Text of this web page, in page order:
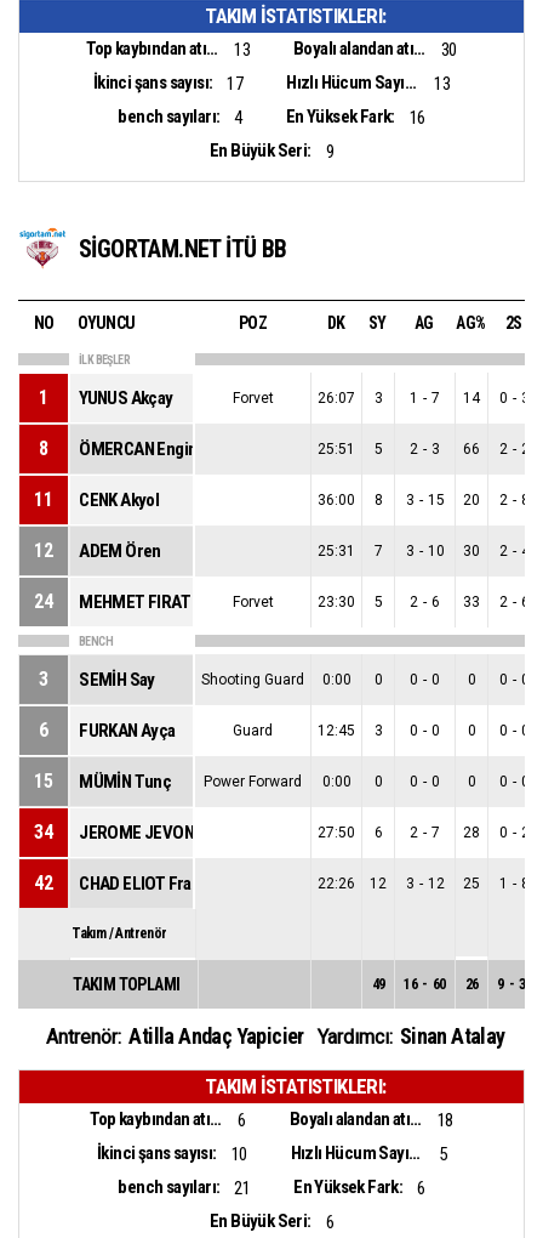
TAKIM İSTATISTIKLERI:
Top kaybından atılan sayı: 13 Boyalı alandan atılan sayı:
30
İkinci şans sayısı:
17 Hızlı Hücum Sayısı:
13
bench sayıları:
4 En Yüksek Fark:
16
En Büyük Seri:
9
SİGORTAM.NET İTÜ BB
NO OYUNCU POZ DK SY AG AG% 2S
İLK BEŞLER
1 YUNUS Akçay Forvet 26:07 3 1 - 7 14 0 - 3
8 ÖMERCAN Engin 25:51 5 2 - 3 66 2 - 2
11 CENK Akyol 36:00 8 3 - 15 20 2 - 8
12 ADEM Ören 25:31 7 3 - 10 30 2 - 4
24 Forvet 23:30 5 2 - 6 33 2 - 6
BENCH
3 SEMİH Say Shooting Guard 0:00 0 0 - 0 0 0 - 0
6 FURKAN Ayça Guard 12:45 3 0 - 0 0 0 - 0
15 MÜMİN Tunç Power Forward 0:00 0 0 - 0 0 0 - 0
34 27:50 6 2 - 7 28 0 - 2
42 CHAD ELIOT Frazier 22:26 12 3 - 12 25 1 - 8
Takım / Antrenör
TAKIM TOPLAMI 49 16 - 60 26 9 - 33
Antrenör: Atilla Andaç Yapicier Yardımcı: Sinan Atalay
TAKIM İSTATISTIKLERI:
Top kaybından atılan sayı: 6 Boyalı alandan atılan sayı:
18
İkinci şans sayısı:
10 Hızlı Hücum Sayısı:
5
bench sayıları:
21 En Yüksek Fark:
6
En Büyük Seri:
6